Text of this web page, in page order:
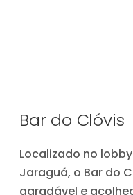
Bar do Clóvis
Localizado no
Jaraguá, o Bar do
agradável e